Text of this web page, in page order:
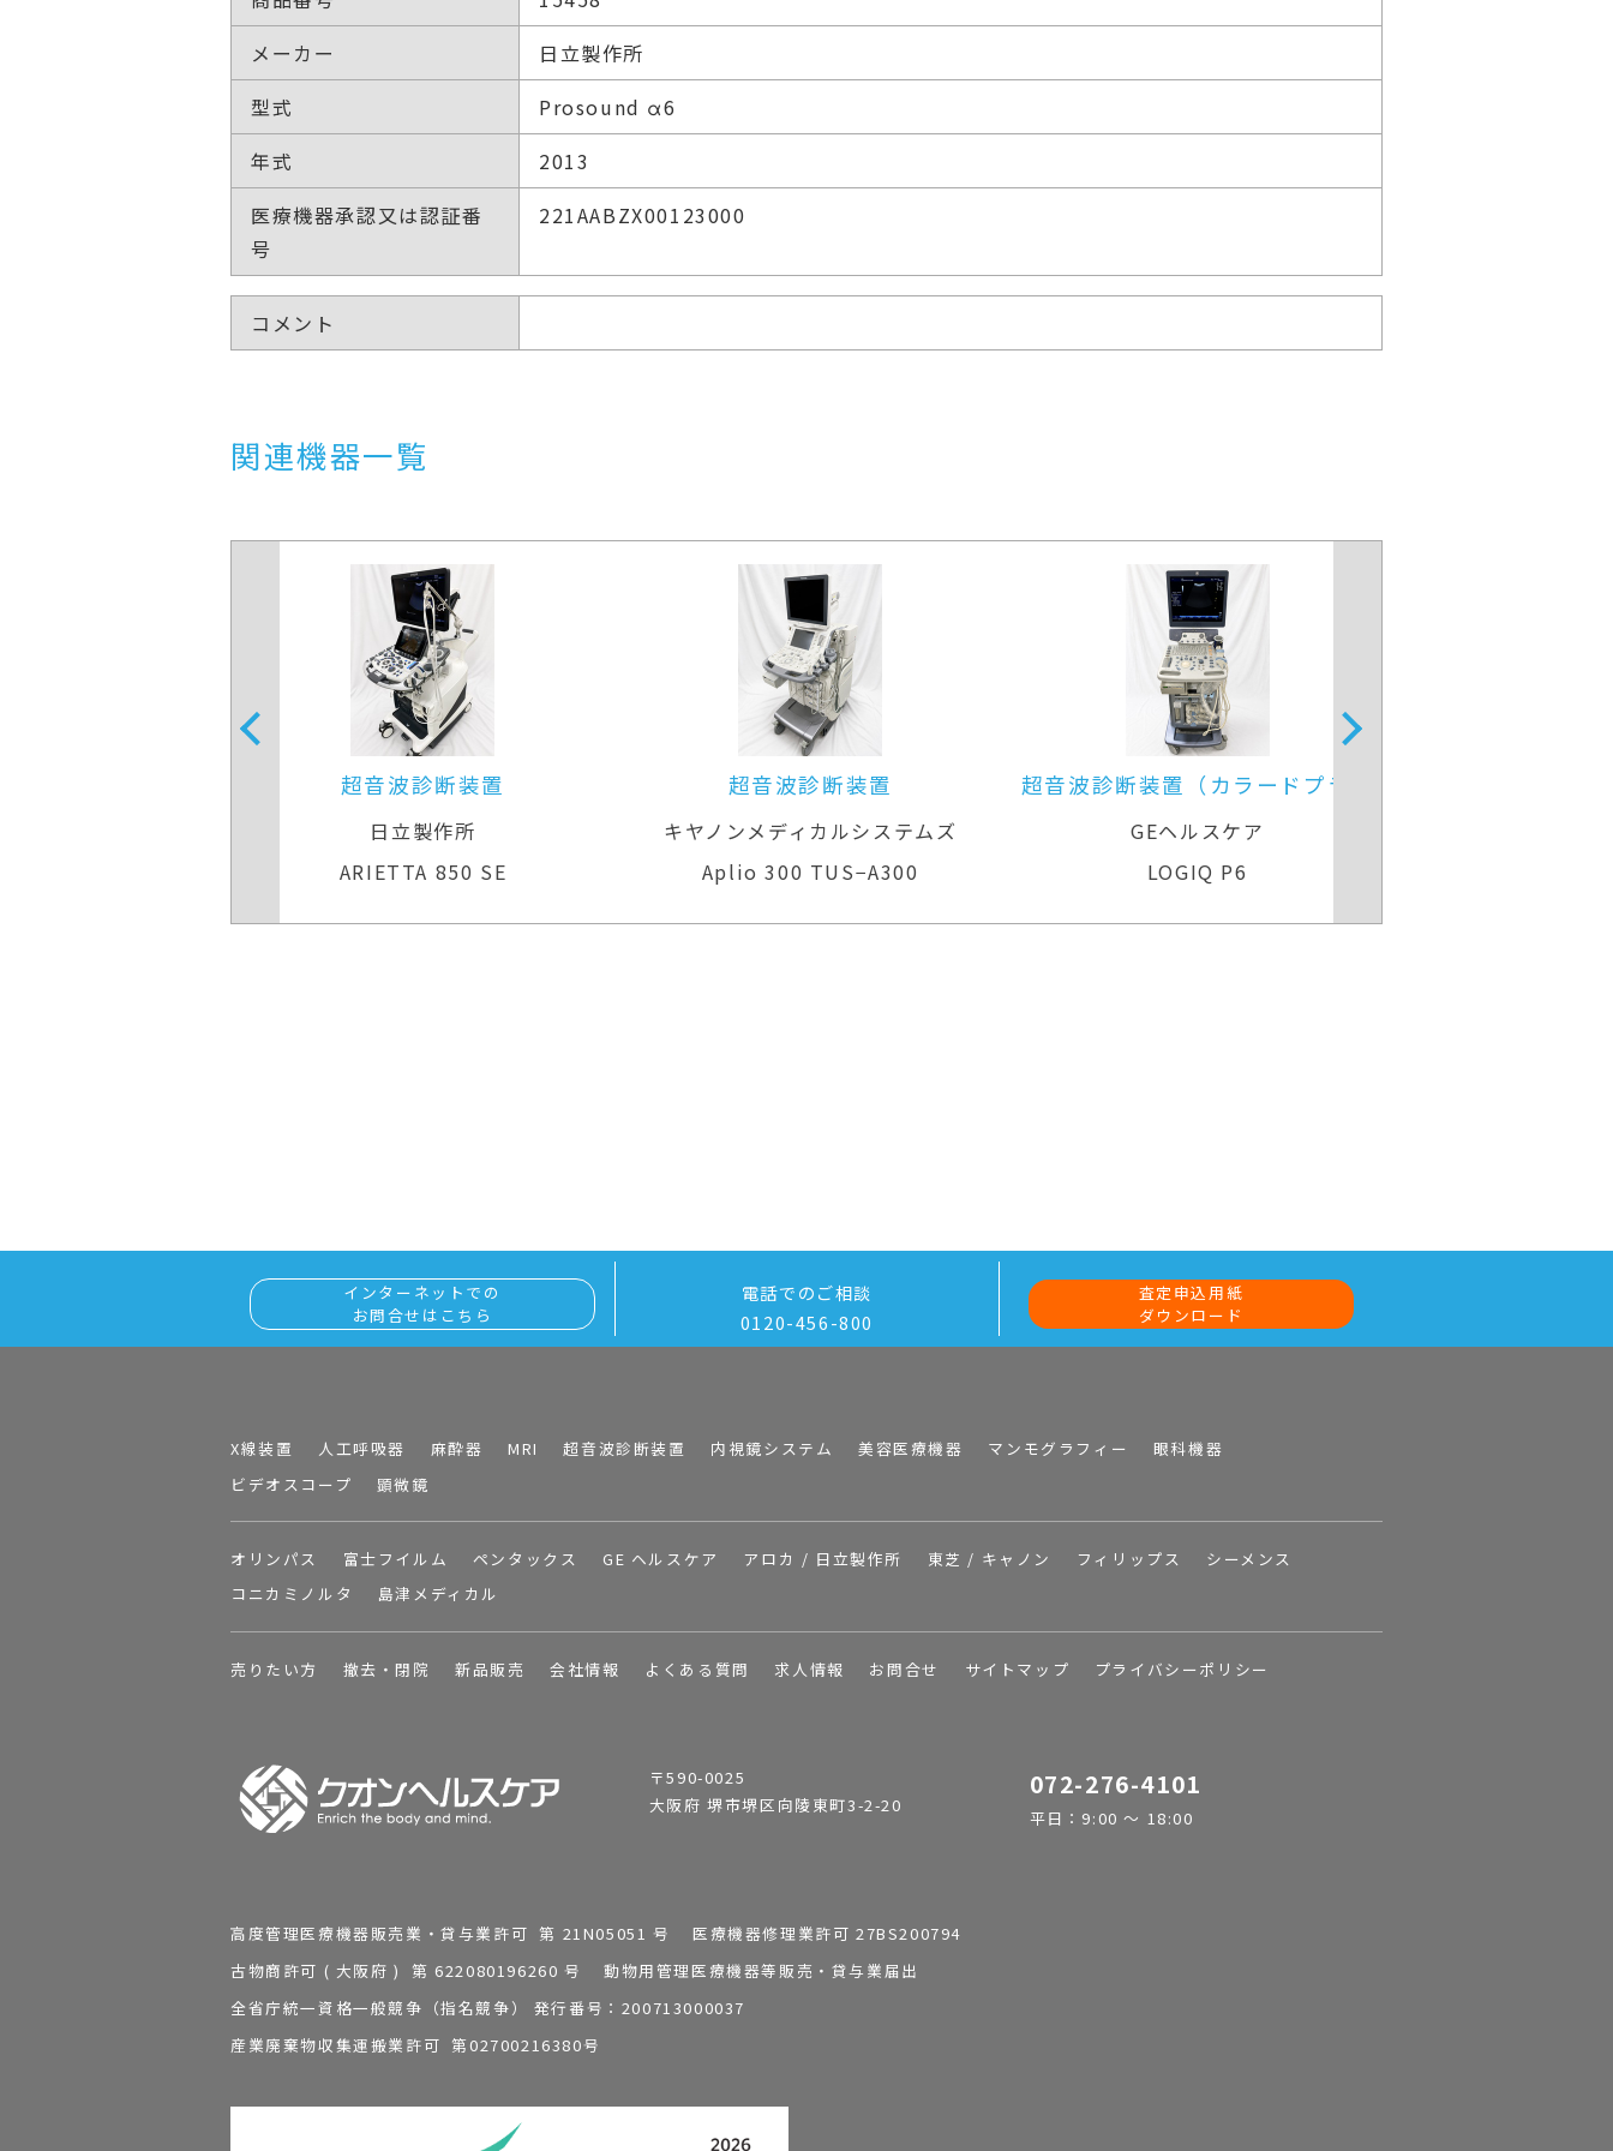
メーカー
日立製作所
型式
Prosound α6
年式
2013
医療機器承認又は認証番
号
221AABZX00123000
コメント
関連機器一覧
超音波診断装置
キヤノンメディカルシステムズ
Aplio 300 TUS−A300
超音波診断装置（カラードプラ）
GEヘルスケア
LOGIQ P6
超音波診断装置
GEヘルスケア
Voluson Expert 22
インターネットでの
お問合せはこちら
電話でのご相談
0120-456-800
査定申込用紙
ダウンロード
X線装置 人工呼吸器 麻酔器 MRI 超音波診断装置 内視鏡システム 美容医療機器 マンモグラフィー
眼科機器
ビデオスコープ
顕微鏡
オリンパス 富士フイルム ペンタックス GE ヘルスケア アロカ / 日立製作所 東芝 / キャノン フィリップス
シーメンス
コニカミノルタ
島津メディカル
売りたい方 撤去・閉院 新品販売 会社情報 よくある質問 求人情報 お問合せ サイトマップ プライバシーポリシー
〒590-0025
大阪府 堺市堺区向陵東町3-2-20
072-276-4101
平日：9:00 ～ 18:00
高度管理医療機器販売業・貸与業許可 第 21N05051 号 医療機器修理業許可 27BS200794
古物商許可 ( 大阪府 ) 第 622080196260 号 動物用管理医療機器等販売・貸与業届出
全省庁統一資格一般競争（指名競争） 発行番号：200713000037
産業廃棄物収集運搬業許可 第02700216380号